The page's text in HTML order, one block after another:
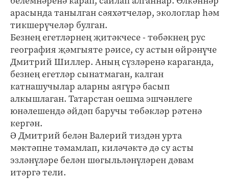
арасында танылган сәяхәтчеләр, экологлар һәм
тикшерүчеләр булган.
Безнең егетләрнең җитәкчесе - төбәкнең рус
география җәмгыяте рәисе, су астын өйрәнүче
Дмитрий Шиллер. Аның сүзләренә караганда,
безнең егетләр сынатмаган, калган
катнашучылар аларны аягүрә басып
алкышлаган. Татарстан оешма эшчәнлеге
юнәлешендә әйдәп баручы төбәкләр рәтенә
кергән.
Ә Дмитрий белән Валерий тиздән урта
мәктәпне тәмамлап, киләчәктә дә су асты
эзләнү­ләре белән шөгыльләнүләрен дәвам
итәргә тели.